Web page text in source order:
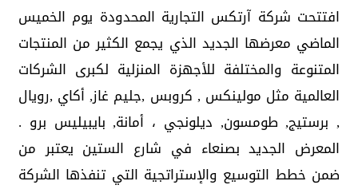
افتتحت شركة آرتكس التجارية المحدودة يوم الخميس
الماضي معرضها الجديد الذي يجمع الكثير من المنتجات
المتنوعة والمختلفة للأجهزة المنزلية لكبرى الشركات
العالمية مثل مولينكس , كروبس ,جليم غاز, أكاي ,رويال
, برستيج, طومسون, ديلونجي ، أمانة, بايبيليس برو .
المعرض الجديد بصنعاء في شارع الستين يعتبر من
ضمن خطط التوسيع والإستراتجية التي تنفذها الشركة